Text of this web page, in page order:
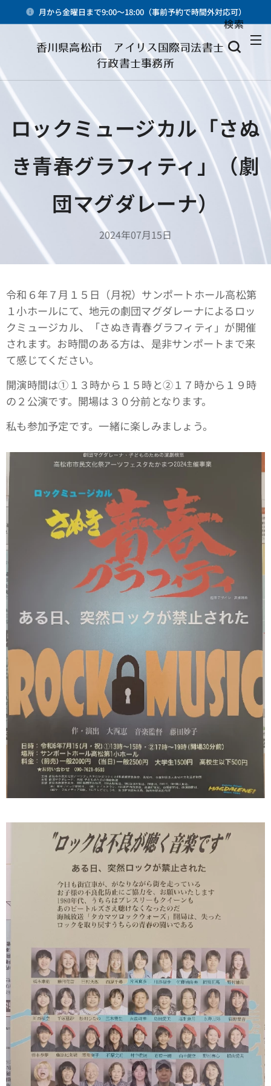
月から金曜日まで9:00～18:00（事前予約で時間外対応可）
香川県高松市 アイリス国際司法書士・
行政書士事務所
検索
ロックミュージカル「さぬ
き青春グラフィティ」（劇
団マグダレーナ）
2024年07月15日
令和６年７月１５日（月祝）サンポートホール高松第
１小ホールにて、地元の劇団マグダレーナによるロッ
クミュージカル、「さぬき青春グラフィティ」が開催
されます。お時間のある方は、是非サンポートまで来
て感じてください。
開演時間は①１３時から１５時と➁１７時から１９時
の２公演です。開場は３０分前となります。
私も参加予定です。一緒に楽しみましょう。